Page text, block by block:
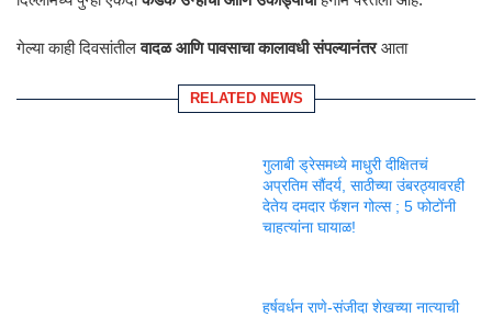
गेल्या काही दिवसांतीलवादळ आणि पावसाचा कालावधी संपल्यानंतरआता
RELATED NEWS
गुलाबी ड्रेसमध्ये माधुरी दीक्षितचं
अप्रतिम सौंदर्य, साठीच्या उंबरठ्यावरही
देतेय दमदार फॅशन गोल्स ; 5 फोटोंनी
चाहत्यांना घायाळ!
हर्षवर्धन राणे-संजीदा शेखच्या नात्याची